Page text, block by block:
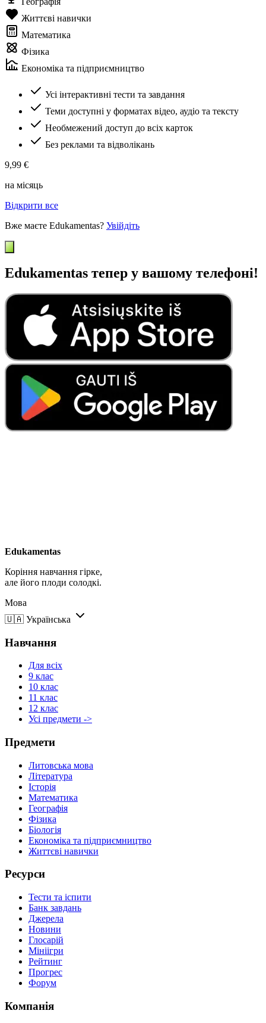
Життєві навички
Математика
Фізика
Економіка та підприємництво
Усі інтерактивні тести та завдання
Теми доступні у форматах відео, аудіо та тексту
Необмежений доступ до всіх карток
Без реклами та відволікань
9,99 €
на місяць
Відкрити все
Вже маєте Edukamentas? Увійдіть
Edukamentas тепер у вашому телефоні!
Edukamentas
Коріння навчання гірке,
але його плоди солодкі.
Мова
🇺🇦 Українська
Навчання
Для всіх
9 клас
10 клас
11 клас
12 клас
Усі предмети ->
Предмети
Литовська мова
Література
Історія
Математика
Географія
Фізика
Біологія
Економіка та підприємництво
Життєві навички
Ресурси
Тести та іспити
Банк завдань
Джерела
Новини
Глосарій
Мініігри
Рейтинг
Прогрес
Форум
Компанія